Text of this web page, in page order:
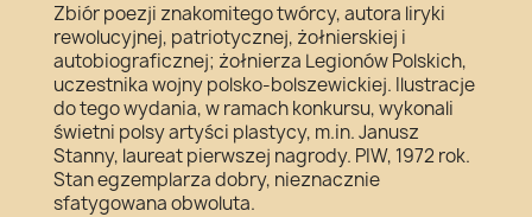
Zbiór poezji znakomitego twórcy, autora liryki
rewolucyjnej, patriotycznej, żołnierskiej i
autobiograficznej; żołnierza Legionów Polskich,
uczestnika wojny polsko-bolszewickiej. Ilustracje
do tego wydania, w ramach konkursu, wykonali
świetni polsy artyści plastycy, m.in. Janusz
Stanny, laureat pierwszej nagrody. PIW, 1972 rok.
Stan egzemplarza dobry, nieznacznie
sfatygowana obwoluta.